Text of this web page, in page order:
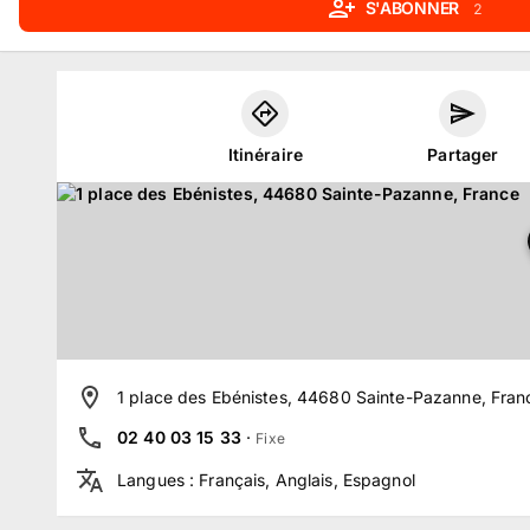
S'ABONNER 2
Itinéraire Partager
1 place des Ebénistes, 44680 Sainte-Pazanne,
02 40 03 15 33 · Fixe
Langues: Français, Anglais, Espagnol